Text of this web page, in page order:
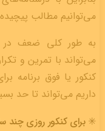
می‌توانیم مطالب
به طور کلی ضعف
می‌تواند با تمرین و
کنکور یا فوق
داریم می‌تواند تا حد
✳️ برای کنکور روزی چند